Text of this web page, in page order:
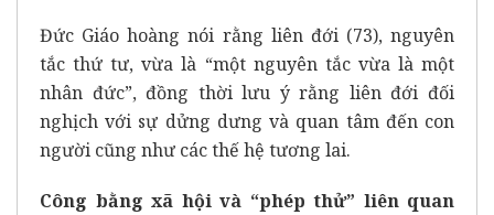
Đức Giáo hoàng nói rằng liên đới (73), nguyên
tắc thứ tư, vừa là “một nguyên tắc vừa là một
nhân đức”, đồng thời lưu ý rằng liên đới đối
nghịch với sự dửng dưng và quan tâm đến con
người cũng như các thế hệ tương lai.
Công bằng xã hội và “phép thử” liên quan